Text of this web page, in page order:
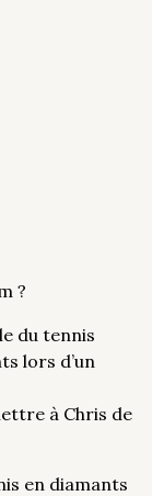
?
du tennis
lors d’un
à Chris de
en diamants